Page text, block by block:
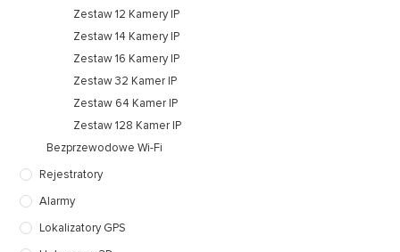
Zestaw 12 Kamery IP
Zestaw 14 Kamery IP
Zestaw 16 Kamery IP
Zestaw 32 Kamer IP
Zestaw 64 Kamer IP
Zestaw 128 Kamer IP
Bezprzewodowe Wi-Fi
Rejestratory
Alarmy
Lokalizatory GPS